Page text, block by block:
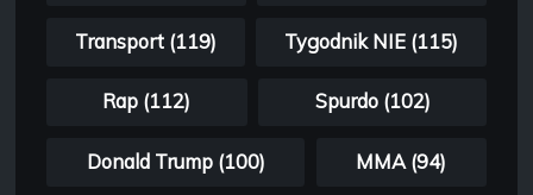
Transport (119) Tygodnik NIE (115)
Rap (112) Spurdo (102)
Donald Trump (100) MMA (94)